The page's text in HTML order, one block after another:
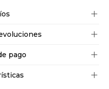
pago